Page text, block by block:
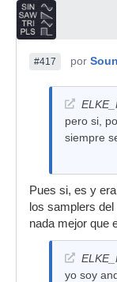
#417 por
pero si,
siempre
Pues si, es y
los samplers
nada mejor que
yo soy